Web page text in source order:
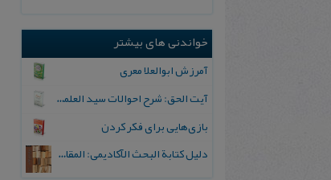
خواندنی های بیشتر
آمرزش ابوالعلا معری
آیت‌ الحق‌: شرح‌ احوالات‌ سید العلماء الربانیین‌ و فخر العرفاء الکاملین‌
بازی‌هایی برای فکر کردن
دلیل کتابة البحث الآکادیمی: المقالة، الأطروحة، و الکتاب